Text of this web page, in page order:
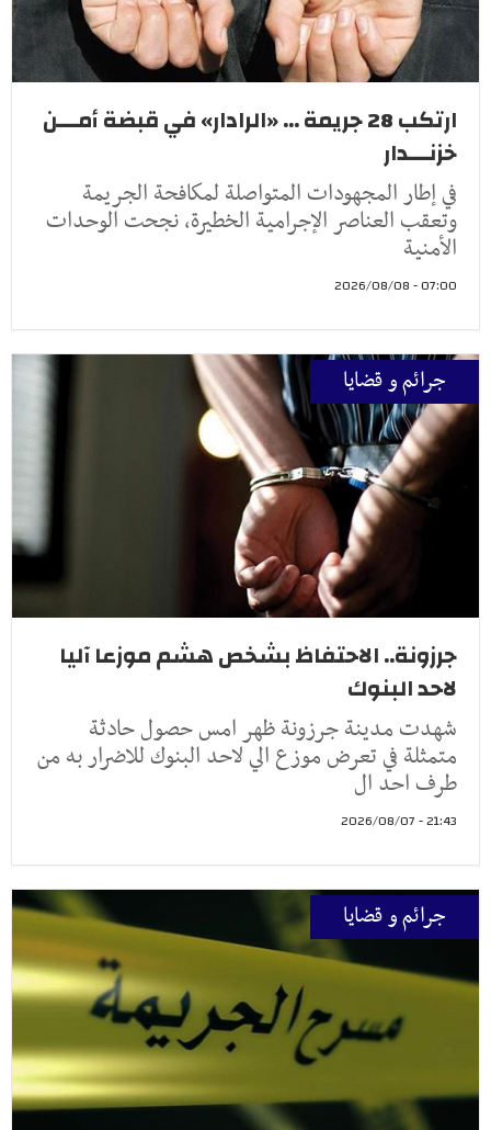
ارتكب 28 جريمة ... «الرادار» في قبضة أمـــن
خزنـــدار
في إطار المجهودات المتواصلة لمكافحة الجريمة
وتعقب العناصر الإجرامية الخطيرة، نجحت الوحدات
الأمنية
07:00 - 2026/08/08
جرائم و قضايا
جرزونة.. الاحتفاظ بشخص هشم موزعا آليا
لاحد البنوك
شهدت مدينة جرزونة ظهر امس حصول حادثة
متمثلة في تعرض موزع الي لاحد البنوك للاضرار به من
طرف احد ال
21:43 - 2026/08/07
جرائم و قضايا